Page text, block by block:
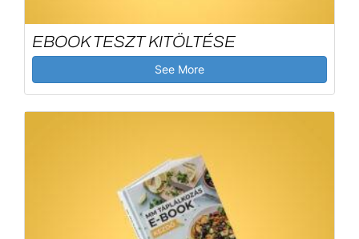
EBOOK TESZT KITÖLTÉSE
See More